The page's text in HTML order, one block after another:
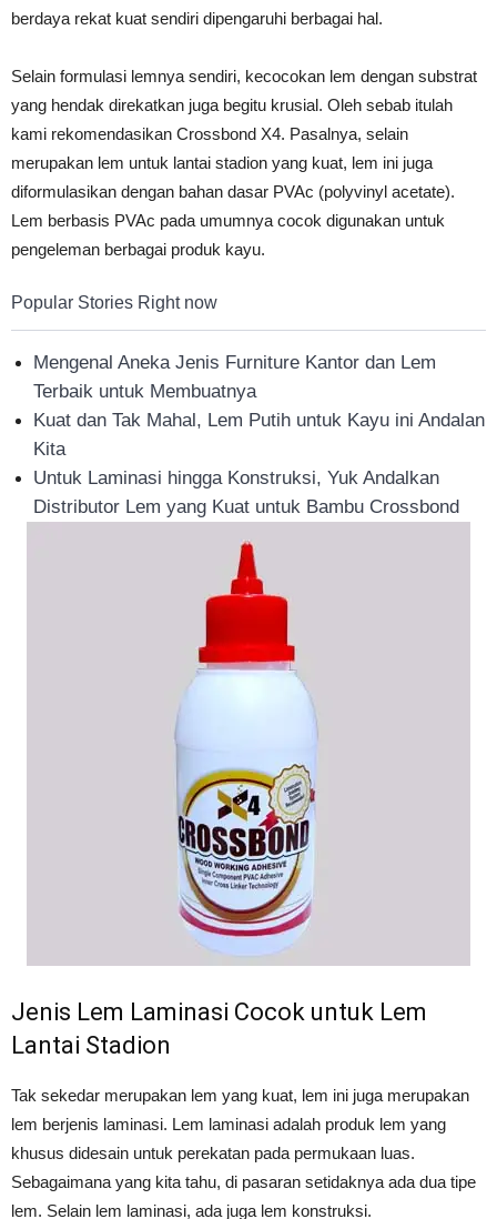
berdaya rekat kuat sendiri dipengaruhi berbagai hal.
Selain formulasi lemnya sendiri, kecocokan lem dengan substrat
yang hendak direkatkan juga begitu krusial. Oleh sebab itulah
kami rekomendasikan Crossbond X4. Pasalnya, selain
merupakan lem untuk lantai stadion yang kuat, lem ini juga
diformulasikan dengan bahan dasar PVAc (polyvinyl acetate).
Lem berbasis PVAc pada umumnya cocok digunakan untuk
pengeleman berbagai produk kayu.
Popular Stories Right now
Mengenal Aneka Jenis Furniture Kantor dan Lem
Terbaik untuk Membuatnya
Kuat dan Tak Mahal, Lem Putih untuk Kayu ini Andalan
Kita
Untuk Laminasi hingga Konstruksi, Yuk Andalkan
Distributor Lem yang Kuat untuk Bambu Crossbond
Jenis Lem Laminasi Cocok untuk Lem
Lantai Stadion
Tak sekedar merupakan lem yang kuat, lem ini juga merupakan
lem berjenis laminasi. Lem laminasi adalah produk lem yang
khusus didesain untuk perekatan pada permukaan luas.
Sebagaimana yang kita tahu, di pasaran setidaknya ada dua tipe
lem. Selain lem laminasi, ada juga lem konstruksi.